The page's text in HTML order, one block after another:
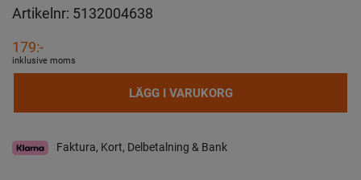
Artikelnr: 5132004638
179:-
inklusive moms
LÄGG I VARUKORG
Faktura, Kort, Delbetalning & Bank